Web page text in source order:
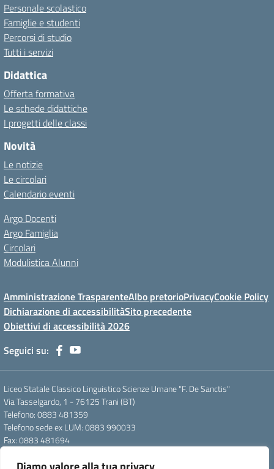
Personale scolastico
Famiglie e studenti
Percorsi di studio
Tutti i servizi
Didattica
Offerta formativa
Le schede didattiche
I progetti delle classi
Novità
Le notizie
Le circolari
Calendario eventi
Argo Docenti
Argo Famiglia
Circolari
Modulistica Alunni
Amministrazione TrasparenteAlbo pretorioPrivacyCookie Policy
Dichiarazione di accessibilitàSito precedente
Obiettivi di accessibilità 2026
Seguici su:
Liceo Statale Classico Linguistico Scienze Umane "F. De Sanctis"
Via Tasselgardo, 1 - 76125 Trani (BT)
Telefono: 0883 481359
Telefono sede ex LUM: 0883 990033
Fax: 0883 481694
Pec: btpc210007@pec.istruzione.it